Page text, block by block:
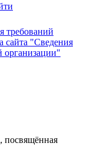
требований
сайта "Сведения
организации"
посвящённая